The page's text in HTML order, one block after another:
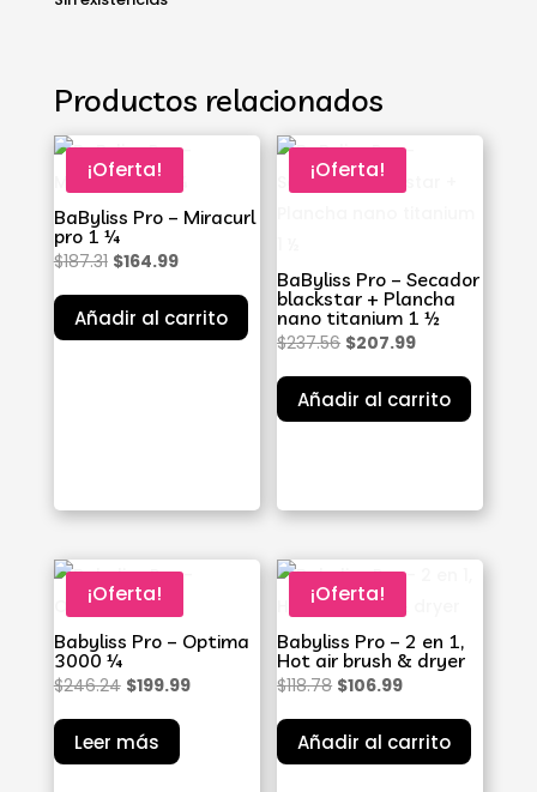
Productos relacionados
¡Oferta!
BaByliss Pro – Miracurl
pro 1 ¼
$187.31 El
precio
original
$164.99El
precio
actual
Añadir al carrito
¡Oferta!
BaByliss Pro – Secador
blackstar + Plancha
nano titanium 1 ½
$237.56 El
precio
original
$207.99El
precio
actual
Añadir al carrito
¡Oferta!
Babyliss Pro – Optima
3000 ¼
$246.24 El
precio
original
$199.99El
Leer más
¡Oferta!
Babyliss Pro – 2 en 1,
Hot air brush & dryer
$118.78 El
precio
original
$106.99El
precio
actual
Añadir al carrito